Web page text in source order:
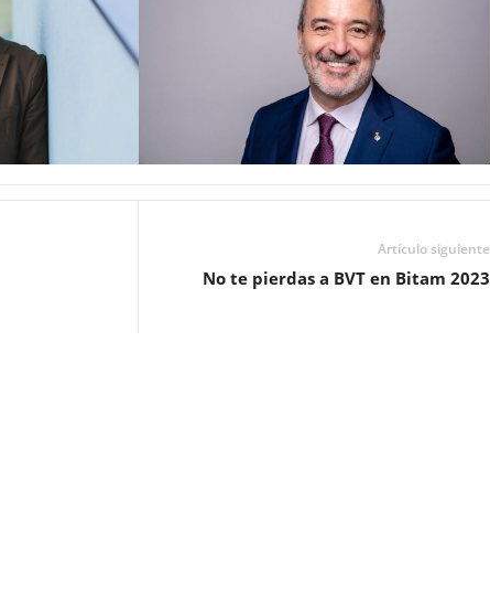
Artículo siguiente
No te pierdas a BVT en Bitam 2023